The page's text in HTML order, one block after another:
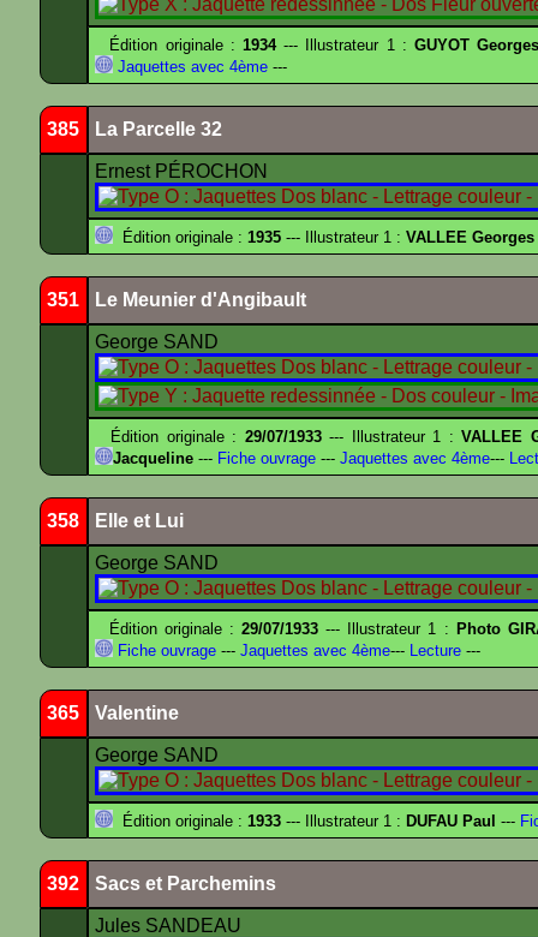
Édition originale : 1934--- Illustrateur 1 : GUYOT
Jaquettes avec 4ème ---
385 La Parcelle 32
Ernest PÉROCHON
Édition originale : 1935 --- Illustrateur 1 : VALLEE Georges
351 Le Meunier d'Angibault
George SAND
Édition originale : 29/07/1933--- Illustrateur 1 :VALLEE
Jacqueline --- Fiche ouvrage --- Jaquettes avec 4ème---
358 Elle et Lui
George SAND
Édition originale :29/07/1933 --- Illustrateur 1 : Photo
Fiche ouvrage --- Jaquettes avec 4ème--- Lecture ---
365 Valentine
George SAND
Édition originale : 1933 --- Illustrateur 1 : DUFAU Paul ---
392 Sacs et Parchemins
Jules SANDEAU